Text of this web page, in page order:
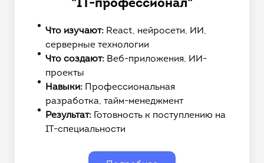
"IT-профессионал"
Что изучают: React, нейросети, ИИ,
серверные технологии
Что создают: Веб-приложения, ИИ-
проекты
Навыки: Профессиональная
разработка, тайм-менеджмент
Результат: Готовность к поступлению на
IT-специальности